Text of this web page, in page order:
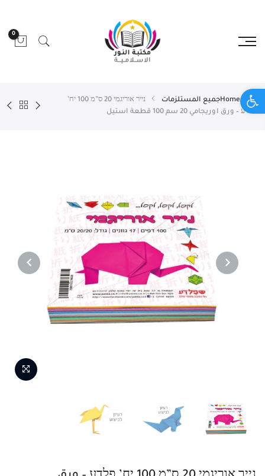
Open toolbar
0
Homeجميع المستلزمات
נייר אוריגמי 20 ס”מ 100 יח’
פלדע – ورق اوريجامي 20 سم 100 قطعة استيل
PREVIOUS